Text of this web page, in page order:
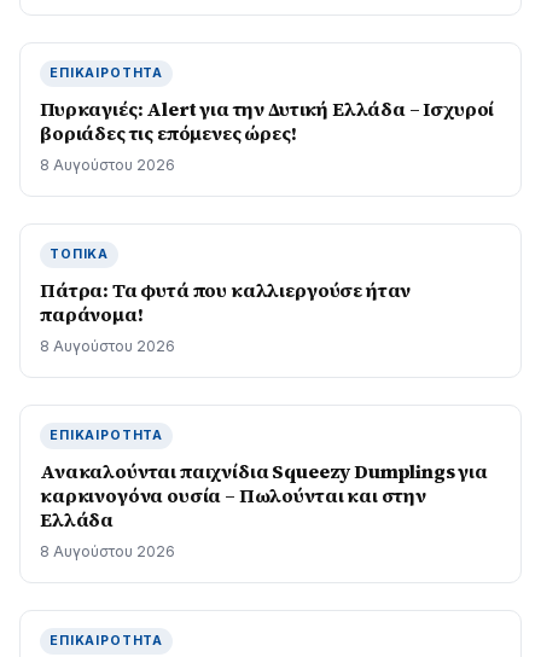
ΕΠΙΚΑΙΡΌΤΗΤΑ
Πυρκαγιές: Alert για την Δυτική Ελλάδα – Ισχυροί
βοριάδες τις επόμενες ώρες!
8 Αυγούστου 2026
ΤΟΠΙΚΆ
Πάτρα: Τα φυτά που καλλιεργούσε ήταν
παράνομα!
8 Αυγούστου 2026
ΕΠΙΚΑΙΡΌΤΗΤΑ
Ανακαλούνται παιχνίδια Squeezy Dumplings για
καρκινογόνα ουσία – Πωλούνται και στην
Ελλάδα
8 Αυγούστου 2026
ΕΠΙΚΑΙΡΌΤΗΤΑ